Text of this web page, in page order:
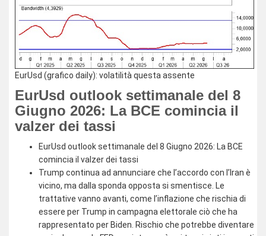
EurUsd (grafico daily): volatilità questa assente
EurUsd outlook settimanale del 8
Giugno 2026: La BCE comincia il
valzer dei tassi
EurUsd outlook settimanale del 8 Giugno 2026: La BCE
comincia il valzer dei tassi
Trump continua ad annunciare che l’accordo con l’Iran è
vicino, ma dalla sponda opposta si smentisce. Le
trattative vanno avanti, come l’inflazione che rischia di
essere per Trump in campagna elettorale ciò che ha
rappresentato per Biden. Rischio che potrebbe diventare